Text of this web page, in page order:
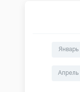
Январь
Апрель